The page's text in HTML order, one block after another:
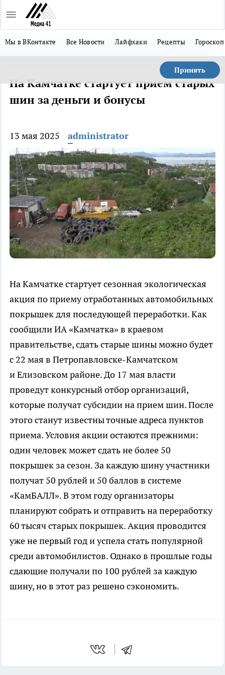
Мы в ВКонтакте Все Новости Лайфхаки Рецепты Гороскоп
Принять
На Камчатке стартует прием старых
шин за деньги и бонусы
13 мая 2025 administrator
На Камчатке стартует сезонная экологическая
акция по приему отработанных автомобильных
покрышек для последующей переработки. Как
сообщили ИА «Камчатка» в краевом
правительстве, сдать старые шины можно будет
с 22 мая в Петропавловске-Камчатском
и Елизовском районе. До 17 мая власти
проведут конкурсный отбор организаций,
которые получат субсидии на прием шин. После
этого станут известны точные адреса пунктов
приема. Условия акции остаются прежними:
один человек может сдать не более 50
покрышек за сезон. За каждую шину участники
получат 50 рублей и 50 баллов в системе
«КамБАЛЛ». В этом году организаторы
планируют собрать и отправить на переработку
60 тысяч старых покрышек. Акция проводится
уже не первый год и успела стать популярной
среди автомобилистов. Однако в прошлые годы
сдающие получали по 100 рублей за каждую
шину, но в этот раз решено сэкономить.